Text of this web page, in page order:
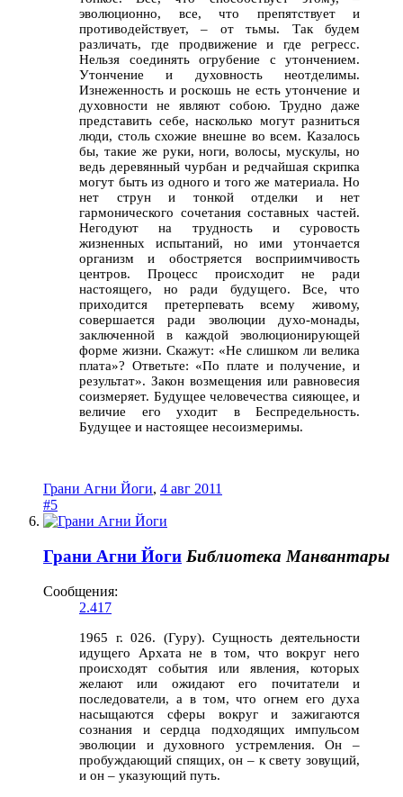
эволюционно, все, что препятствует и
противодействует, – от тьмы. Так будем
различать, где продвижение и где регресс.
Нельзя соединять огрубение с утончением.
Утончение и духовность неотделимы.
Изнеженность и роскошь не есть утончение и
духовности не являют собою. Трудно даже
представить себе, насколько могут разниться
люди, столь схожие внешне во всем. Казалось
бы, такие же руки, ноги, волосы, мускулы, но
ведь деревянный чурбан и редчайшая скрипка
могут быть из одного и того же материала. Но
нет струн и тонкой отделки и нет
гармонического сочетания составных частей.
Негодуют на трудность и суровость
жизненных испытаний, но ими утончается
организм и обостряется восприимчивость
центров. Процесс происходит не ради
настоящего, но ради будущего. Все, что
приходится претерпевать всему живому,
совершается ради эволюции духо-монады,
заключенной в каждой эволюционирующей
форме жизни. Скажут: «Не слишком ли велика
плата»? Ответьте: «По плате и получение, и
результат». Закон возмещения или равновесия
соизмеряет. Будущее человечества сияющее, и
величие его уходит в Беспредельность.
Будущее и настоящее несоизмеримы.
Грани Агни Йоги, 4 авг 2011
#5
Грани Агни Йоги Библиотека Манвантары
Сообщения:
2.417
1965 г. 026. (Гуру). Сущность деятельности
идущего Архата не в том, что вокруг него
происходят события или явления, которых
желают или ожидают его почитатели и
последователи, а в том, что огнем его духа
насыщаются сферы вокруг и зажигаются
сознания и сердца подходящих импульсом
эволюции и духовного устремления. Он –
пробуждающий спящих, он – к свету зовущий,
и он – указующий путь.